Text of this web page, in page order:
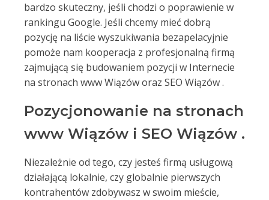
bardzo skuteczny, jeśli chodzi o poprawienie w
rankingu Google. Jeśli chcemy mieć dobrą
pozycję na liście wyszukiwania bezapelacyjnie
pomoże nam kooperacja z profesjonalną firmą
zajmującą się budowaniem pozycji w Internecie
na stronach www Wiązów oraz SEO Wiązów .
Pozycjonowanie na stronach
www Wiązów i SEO Wiązów .
Niezależnie od tego, czy jesteś firmą usługową
działającą lokalnie, czy globalnie pierwszych
kontrahentów zdobywasz w swoim mieście,